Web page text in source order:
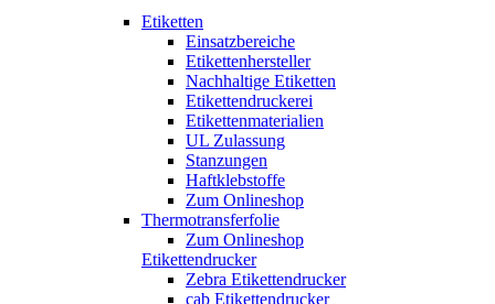
Etiketten
Einsatzbereiche
Etikettenhersteller
Nachhaltige Etiketten
Etikettendruckerei
Etikettenmaterialien
UL Zulassung
Stanzungen
Haftklebstoffe
Zum Onlineshop
Thermotransferfolie
Zum Onlineshop
Etikettendrucker
Zebra Etikettendrucker
cab Etikettendrucker